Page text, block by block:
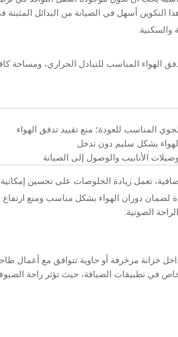
التكوين أسهل في الصيانة من البدائل
والسكنية.
المناسب للتبادل الحراري، ومساحة
المناسب للعودة؛ منع تقييد تدفق الهواء
بشكل سليم دون تدخل
الأنابيب والوصول إلى الصيانة
تعمل زيادة الخلوصات على تحسين إمكانية
على مسافة 300 مم على الأقل من جميع جوانب الوحدة لضمان دوران الهواء بشكل
الصوتية.
خزانة مزخرفة أو حاوية تتوافق مع أعمال
في تطبيقات الضيافة، حيث تؤثر راحة